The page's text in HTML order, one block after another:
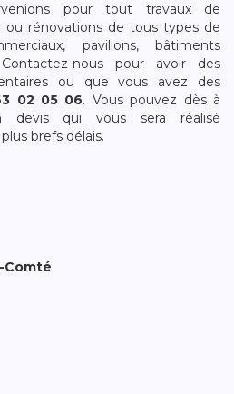
pour tout travaux de
ou rénovations de tous types de
pavillons, bâtiments
nous pour avoir des
ou que vous avez des
02 05 06. Vous pouvez dès à
devis qui vous sera réalisé
brefs délais.
Comté